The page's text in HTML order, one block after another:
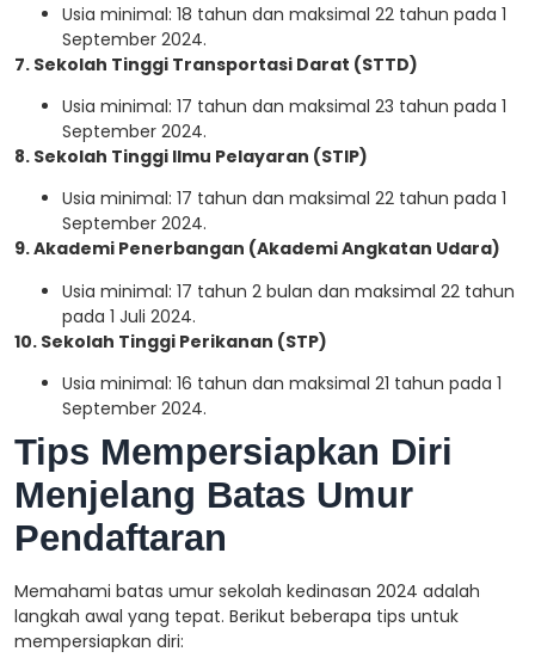
Usia minimal: 18 tahun dan maksimal 22 tahun pada 1
September 2024.
7. Sekolah Tinggi Transportasi Darat (STTD)
Usia minimal: 17 tahun dan maksimal 23 tahun pada 1
September 2024.
8. Sekolah Tinggi Ilmu Pelayaran (STIP)
Usia minimal: 17 tahun dan maksimal 22 tahun pada 1
September 2024.
9. Akademi Penerbangan (Akademi Angkatan Udara)
Usia minimal: 17 tahun 2 bulan dan maksimal 22 tahun
pada 1 Juli 2024.
10. Sekolah Tinggi Perikanan (STP)
Usia minimal: 16 tahun dan maksimal 21 tahun pada 1
September 2024.
Tips Mempersiapkan Diri
Menjelang Batas Umur
Pendaftaran
Memahami batas umur sekolah kedinasan 2024 adalah
langkah awal yang tepat. Berikut beberapa tips untuk
mempersiapkan diri: